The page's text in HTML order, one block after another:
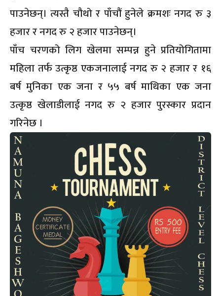
पाउनेछन्। त्यस्तै चौथो र पाँचौं हुनेले क्रमशः नगद रु ३
हजार र नगद रु २ हजार पाउनेछन्।
पाँच चरणको लिग खेलमा सम्पन्न हुने प्रतियोगितामा
महिला तर्फ उत्कृष्ठ एकजनालाई नगद रु २ हजार र १६
बर्ष मुनिका एक जना र ५५ बर्ष माथिका एक जना
उत्कृष्ठ खेलाडीलाई नगद रु २ हजार पुरस्कार प्रदान
गरिनेछ ।